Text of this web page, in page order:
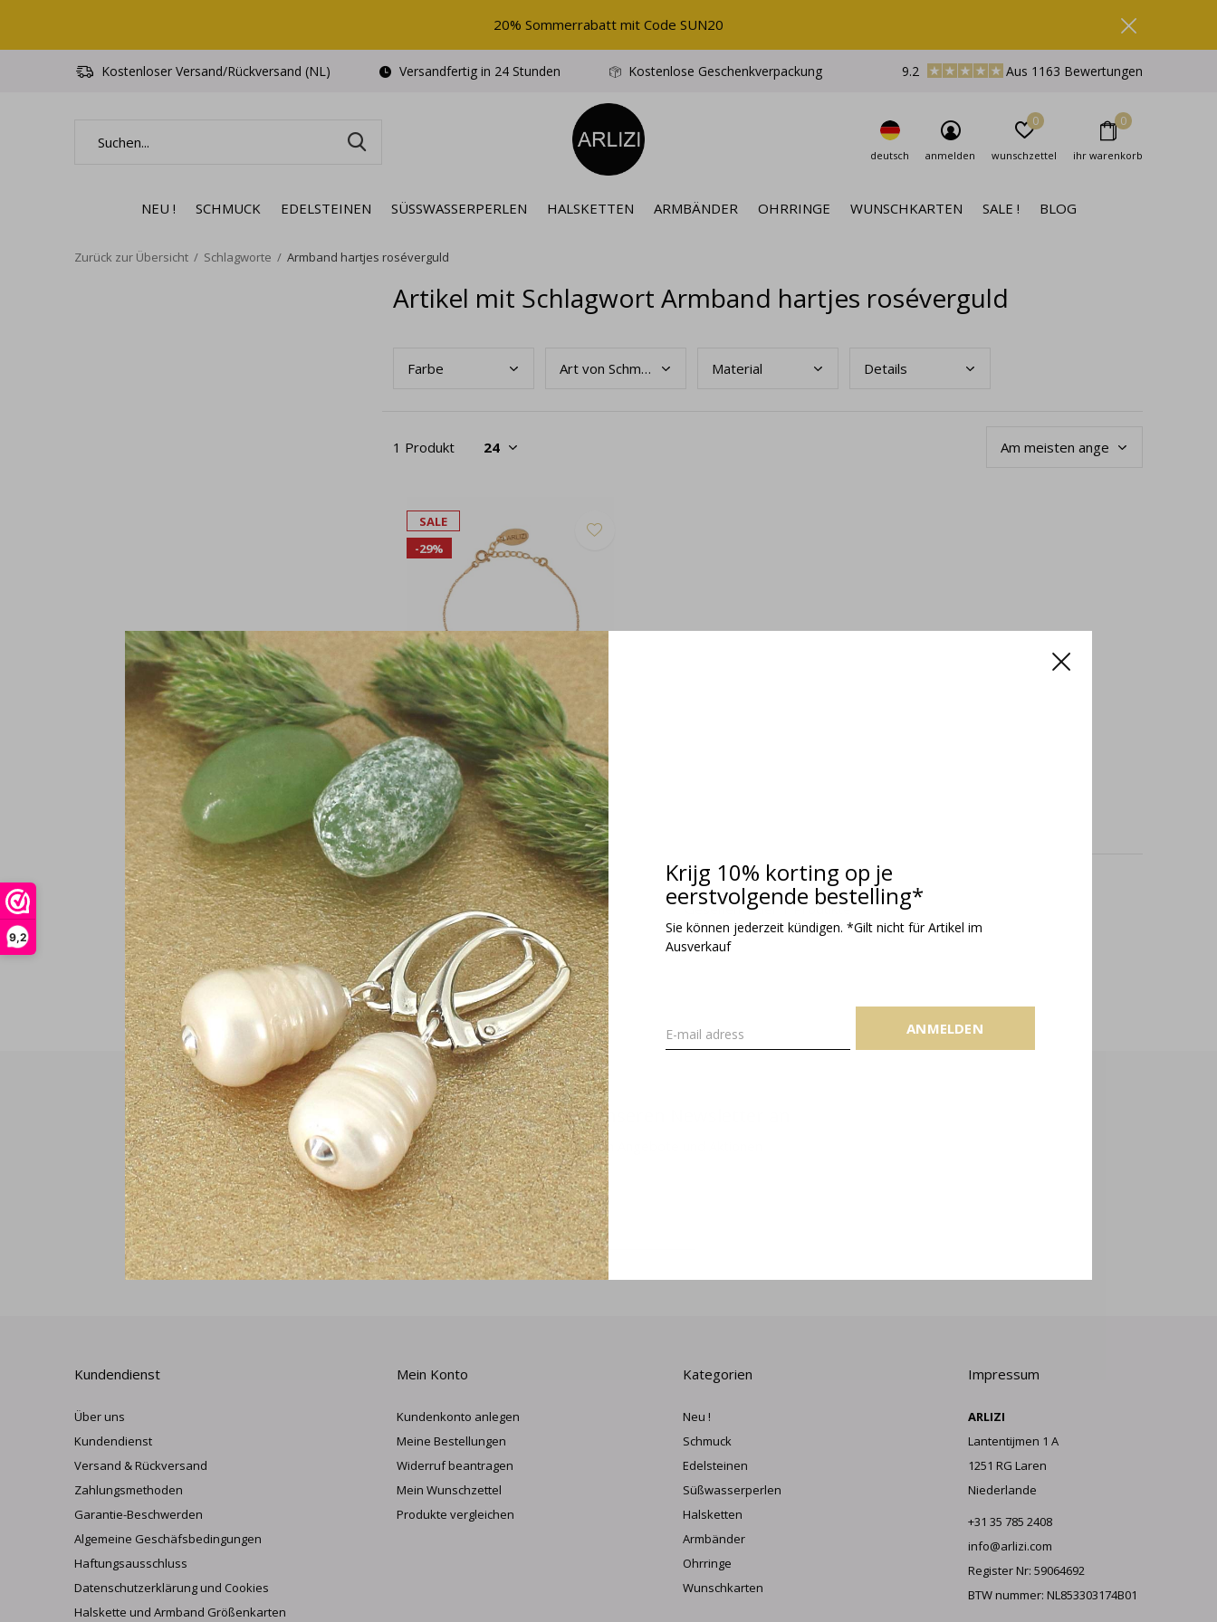
9,2
Krijg 10% korting op je
eerstvolgende bestelling*
Sie können jederzeit kündigen. *Gilt nicht für Artikel im
Ausverkauf
ANMELDEN
NEU ! SCHMUCK EDELSTEINEN SÜSSWASSERPERLEN HALSKETTEN ARMBÄNDER OHRRINGE WUNSCHKARTEN SALE ! BLOG
deutsch anmelden wunschzettel
0
ihr warenkorb
0
Kostenloser Versand/Rückversand (NL) Versandfertig in 24 Stunden Kostenlose Geschenkverpackung 9.2 Aus 1163 Bewertungen
20% Sommerrabatt mit Code SUN20
Zurück zur Übersicht Schlagworte Armband hartjes roséverguld
Artikel mit Schlagwort Armband hartjes roséverguld
Farbe Art von Schmuck Material Details
1 Produkt
SALE
-29%
Armband Herzen rosévergoldet -
1506
€19,95 €27,95
Inkl. MwSt.
Gesehen 1 der 1 Produkte
Melden Sie sich für unseren Newsletter an
Erhalten Sie die neuesten Angebote und Aktionen
Kundendienst
Über uns
Kundendienst
Versand & Rückversand
Zahlungsmethoden
Garantie-Beschwerden
Algemeine Geschäfsbedingungen
Haftungsausschluss
Datenschutzerklärung und Cookies
Halskette und Armband Größenkarten
Mein Konto
Kundenkonto anlegen
Meine Bestellungen
Widerruf beantragen
Mein Wunschzettel
Produkte vergleichen
Kategorien
Neu !
Schmuck
Edelsteinen
Süßwasserperlen
Halsketten
Armbänder
Ohrringe
Wunschkarten
Impressum
ARLIZI
Lantentijmen 1 A
1251 RG Laren
Niederlande
+31 35 785 2408
info@arlizi.com
Register Nr: 59064692
BTW nummer: NL853303174B01